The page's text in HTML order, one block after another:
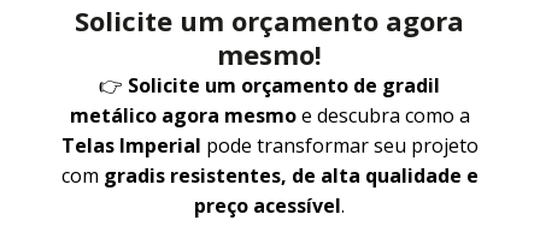
Solicite um orçamento agora
mesmo!
👉 Solicite um orçamento de gradil
metálico agora mesmoe descubra como a
Telas Imperial pode transformar seu projeto
com gradis resistentes, de alta qualidade e
preço acessível.